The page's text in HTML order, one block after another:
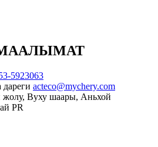
5923063
acteco@mychery.com
Вуху шаары, Аньхой
PR